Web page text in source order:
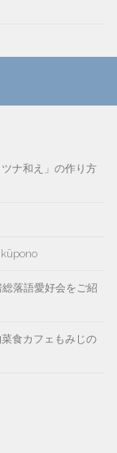
ナ和え」の作り方
kūpono
落語愛好会をご紹
食カフェもみじの